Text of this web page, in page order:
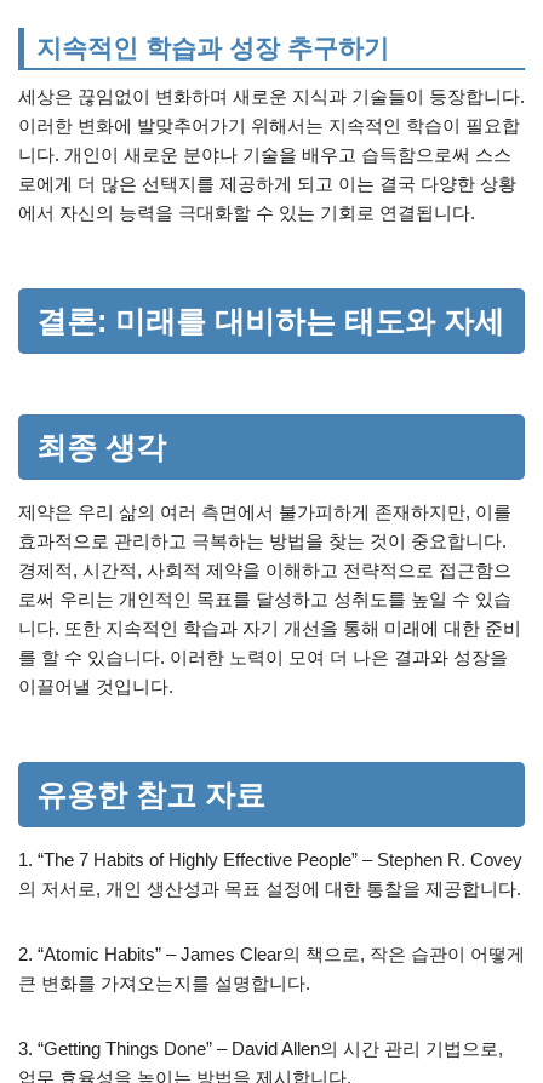
지속적인 학습과 성장 추구하기
세상은 끊임없이 변화하며 새로운 지식과 기술들이 등장합니다.
이러한 변화에 발맞추어가기 위해서는 지속적인 학습이 필요합
니다. 개인이 새로운 분야나 기술을 배우고 습득함으로써 스스
로에게 더 많은 선택지를 제공하게 되고 이는 결국 다양한 상황
에서 자신의 능력을 극대화할 수 있는 기회로 연결됩니다.
결론: 미래를 대비하는 태도와 자세
최종 생각
제약은 우리 삶의 여러 측면에서 불가피하게 존재하지만, 이를
효과적으로 관리하고 극복하는 방법을 찾는 것이 중요합니다.
경제적, 시간적, 사회적 제약을 이해하고 전략적으로 접근함으
로써 우리는 개인적인 목표를 달성하고 성취도를 높일 수 있습
니다. 또한 지속적인 학습과 자기 개선을 통해 미래에 대한 준비
를 할 수 있습니다. 이러한 노력이 모여 더 나은 결과와 성장을
이끌어낼 것입니다.
유용한 참고 자료
1. “The 7 Habits of Highly Effective People” – Stephen R. Covey
의 저서로, 개인 생산성과 목표 설정에 대한 통찰을 제공합니다.
2. “Atomic Habits” – James Clear의 책으로, 작은 습관이 어떻게
큰 변화를 가져오는지를 설명합니다.
3. “Getting Things Done” – David Allen의 시간 관리 기법으로,
업무 효율성을 높이는 방법을 제시합니다.